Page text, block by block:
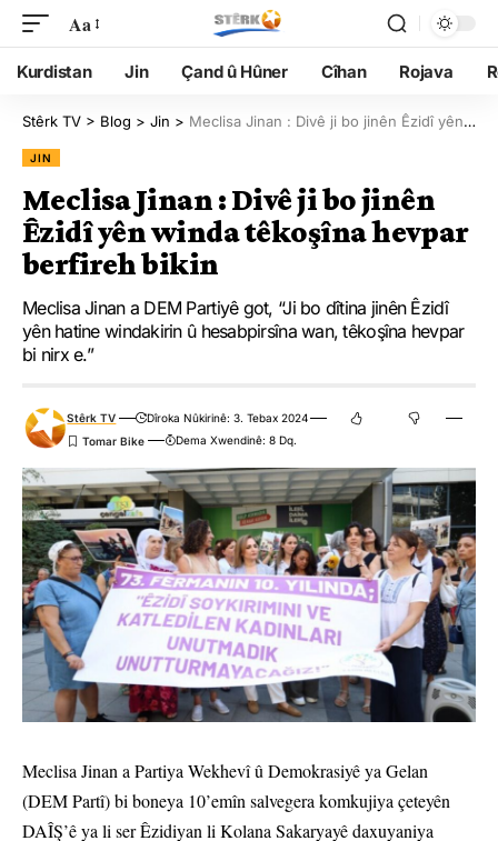
Aa
Kurdistan Jin Çand û Hûner Cîhan Rojava
Stêrk TV > Blog > Jin > Meclisa Jinan : Divê ji bo jinên Êzidî yên winda têkoşîna hevpar berfireh bikin
JIN
Meclisa Jinan : Divê ji bo jinên
Êzidî yên winda têkoşîna hevpar
berfireh bikin
Meclisa Jinan a DEM Partiyê got, “Ji bo dîtina jinên Êzidî
yên hatine windakirin û hesabpirsîna wan, têkoşîna hevpar
bi nirx e.”
Stêrk TV
Dîroka Nûkirinê: 3. Tebax 2024
Dema Xwendinê: 8 Dq.
Meclisa Jinan a Partiya Wekhevî û Demokrasiyê ya Gelan
(DEM Partî) bi boneya 10’emîn salvegera komkujiya çeteyên
DAÎŞ’ê ya li ser Êzidiyan li Kolana Sakaryayê daxuyaniya